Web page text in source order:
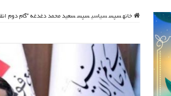
خانه سپس سیاسی سپس سعید محمد دغدغه “گام دوم